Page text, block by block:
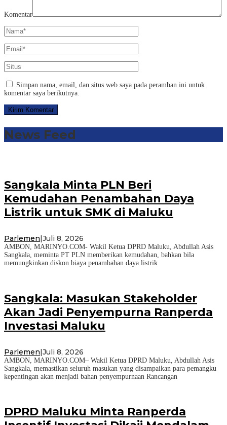
Komentar
Simpan nama, email, dan situs web saya pada peramban ini untuk
komentar saya berikutnya.
News Feed
Sangkala Minta PLN Beri
Kemudahan Penambahan Daya
Listrik untuk SMK di Maluku
Parlemen Juli 8, 2026
AMBON, MARINYO.COM- Wakil Ketua DPRD Maluku, Abdullah Asis
Sangkala, meminta PT PLN memberikan kemudahan, bahkan bila
memungkinkan diskon biaya penambahan daya listrik
Sangkala: Masukan Stakeholder
Akan Jadi Penyempurna Ranperda
Investasi Maluku
Parlemen|Juli 8, 2026
AMBON, MARINYO.COM– Wakil Ketua DPRD Maluku, Abdullah Asis
Sangkala, memastikan seluruh masukan yang disampaikan para pemangku
kepentingan akan menjadi bahan penyempurnaan Rancangan
DPRD Maluku Minta Ranperda